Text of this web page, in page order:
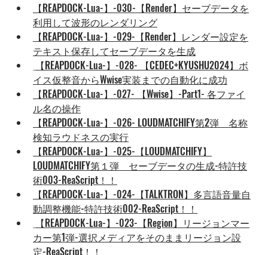
【REAPDOCK-Lua-】-030-【Render】セーブデータを
利用して波形のレンダリング
【REAPDOCK-Lua-】-029-【Render】レンダー設定を
テキスト保存してセーブデータを生成
【REAPDOCK-Lua-】-028- 【CEDEC+KYUSHU2024】ボ
イス仮整音からWwise実装までの自動化に成功
【REAPDOCK-Lua-】-027- 【Wwise】-Part1- 各ファイ
ル名の操作
【REAPDOCK-Lua-】-026- LOUDMATCHIFY第2弾　名称
検知ラウドネスの実行
【REAPDOCK-Lua-】-025-【LOUDMATCHIFY】
LOUDMATCHIFY第１弾　セーブデータの生成-特許技
術003-ReaScript！！
【REAPDOCK-Lua-】-024-【TALKTRON】多言語音量自
動調整機能-特許技術002-ReaScript！！
【REAPDOCK-Lua-】-023-【Region】リージョンマー
カー第1弾-選択メディアをそのままリージョン設
定-ReaScript！！